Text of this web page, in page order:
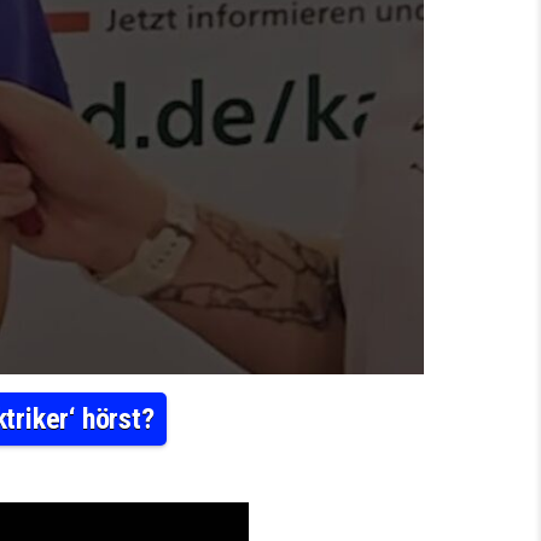
hörst?
WENN DU ‚ELEKTRONIKER‘ ODER ‚ELEKTRIKER‘ HÖRST?